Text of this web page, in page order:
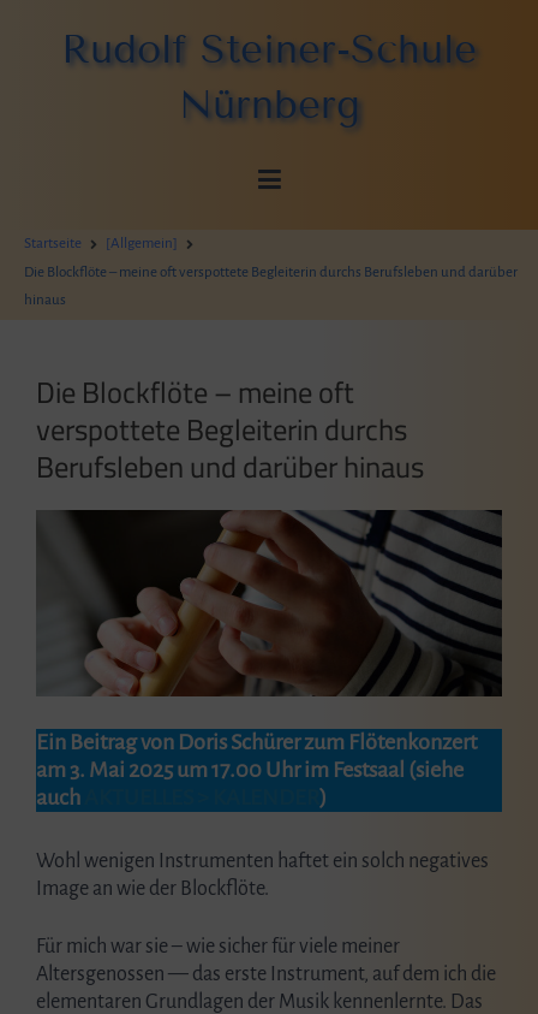
springenRudolf Steiner-Schule
Nürnberg
Startseite
[Allgemein]
Die Blockflöte – meine oft verspottete Begleiterin durchs Berufsleben und darüber
hinaus
Die Blockflöte – meine oft
verspottete Begleiterin durchs
Berufsleben und darüber hinaus
Ein Beitrag von Doris Schürer zum Flötenkonzert
am 3. Mai 2025 um 17.00 Uhr im Festsaal (siehe
auch
)
Wohl wenigen Instrumenten haftet ein solch negatives
Image an wie der Blockflöte.
Für mich war sie – wie sicher für viele meiner
Altersgenossen — das erste Instrument, auf dem ich die
elementaren Grundlagen der Musik kennenlernte. Das